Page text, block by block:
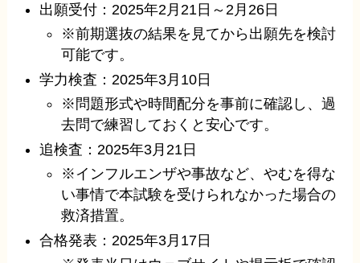
出願受付：2025年2月21日～2月26日
※前期選抜の結果を見てから出願先を検討
可能です。
学力検査：2025年3月10日
※問題形式や時間配分を事前に確認し、過
去問で練習しておくと安心です。
追検査：2025年3月21日
※インフルエンザや事故など、やむを得な
い事情で本試験を受けられなかった場合の
救済措置。
合格発表：2025年3月17日